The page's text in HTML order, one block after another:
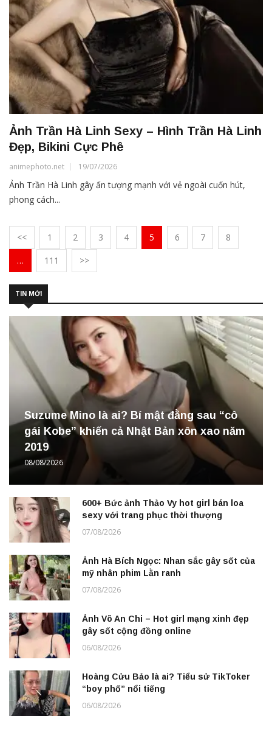
Ảnh Trần Hà Linh Sexy – Hình Trần Hà Linh
Đẹp, Bikini Cực Phê
animephoto.net 19/07/2026
Ảnh Trần Hà Linh gây ấn tượng mạnh với vẻ ngoài cuốn hút,
phong cách...
<< 1 2 3 4 5 6 7
8
…
111 >>
TIN MỚI
Suzume Mino là ai? Bí mật đằng sau “cô
gái Kobe” khiến cả Nhật Bản xôn xao năm
2019
08/08/2026
600+ Bức ảnh Thảo Vy hot girl bán loa
sexy với trang phục thời thượng
07/08/2026
Ảnh Hà Bích Ngọc: Nhan sắc gây sốt của
mỹ nhân phim Lằn ranh
07/08/2026
Ảnh Võ An Chi – Hot girl mạng xinh đẹp
gây sốt cộng đồng online
06/08/2026
Hoàng Cửu Bảo là ai? Tiểu sử TikToker
“boy phố” nổi tiếng
06/08/2026